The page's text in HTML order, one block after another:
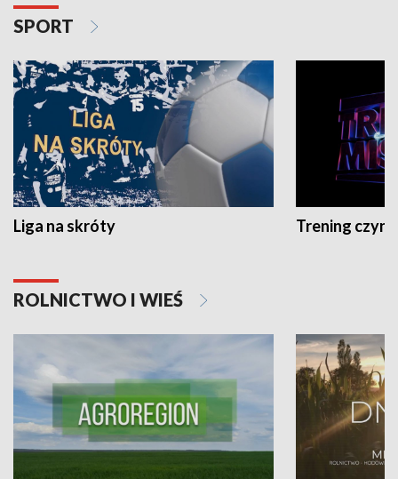
SPORT
Liga na skróty Trening czyni
ROLNICTWO I WIEŚ